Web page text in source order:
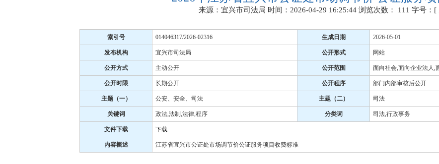
来源：宜兴市司法局 时间：2026-04-29 16:25:44 浏览次数： 111 字号：[
索引号 014046317/2026-02316 生成日期 2026-05-01
发布机构 宜兴市司法局 公开形式 网站
公开方式 主动公开 公开范围 面向社会,面向企业法人,
公开时限 长期公开 公开程序 部门内部审核后公开
主题（一） 公安、安全、司法 主题（二） 司法
关键词 政法,法制,法律,程序 分类词 司法,行政事务
文件下载 下载
内容概述 江苏省宜兴市公证处市场调节价公证服务项目收费标准